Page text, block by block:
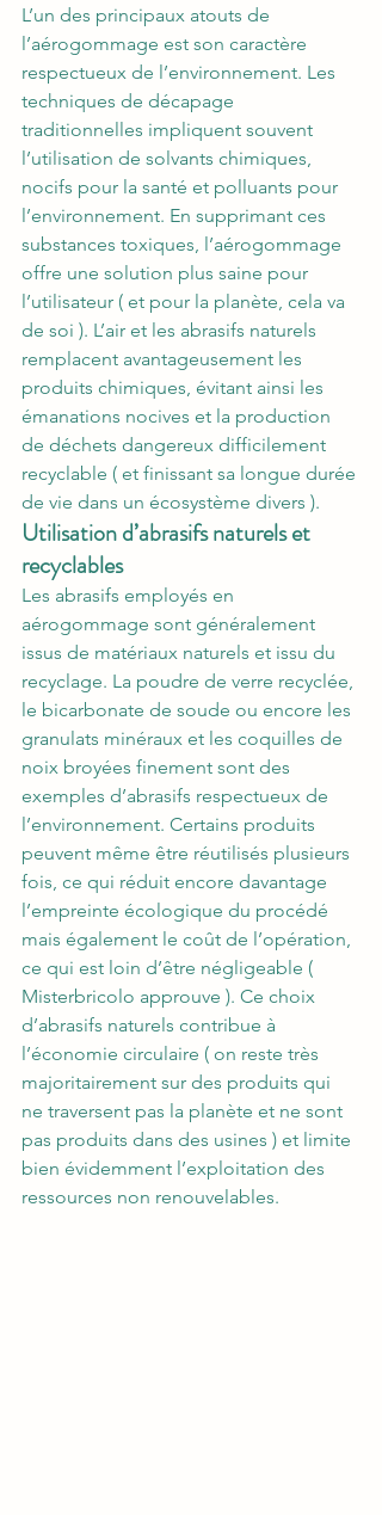
L’un des principaux atouts de
l’aérogommage est son caractère
respectueux de l’environnement. Les
techniques de décapage
traditionnelles impliquent souvent
l’utilisation de solvants chimiques,
nocifs pour la santé et polluants pour
l’environnement. En supprimant ces
substances toxiques, l’aérogommage
offre une solution plus saine pour
l’utilisateur ( et pour la planète, cela va
de soi ). L’air et les abrasifs naturels
remplacent avantageusement les
produits chimiques, évitant ainsi les
émanations nocives et la production
de déchets dangereux difficilement
recyclable ( et finissant sa longue durée
de vie dans un écosystème divers ).
Utilisation d’abrasifs naturels et
recyclables
Les abrasifs employés en
aérogommage sont généralement
issus de matériaux naturels et issu du
recyclage. La poudre de verre recyclée,
le bicarbonate de soude ou encore les
granulats minéraux et les coquilles de
noix broyées finement sont des
exemples d’abrasifs respectueux de
l’environnement. Certains produits
peuvent même être réutilisés plusieurs
fois, ce qui réduit encore davantage
l’empreinte écologique du procédé
mais également le coût de l’opération,
ce qui est loin d’être négligeable (
Misterbricolo approuve ). Ce choix
d’abrasifs naturels contribue à
l’économie circulaire ( on reste très
majoritairement sur des produits qui
ne traversent pas la planète et ne sont
pas produits dans des usines ) et limite
bien évidemment l’exploitation des
ressources non renouvelables.